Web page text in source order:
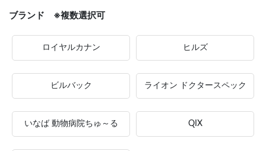
ブランド ※複数選択可
ロイヤルカナン ヒルズ
ビルバック ライオン ドクタースペック
いなば 動物病院ちゅ～る QIX